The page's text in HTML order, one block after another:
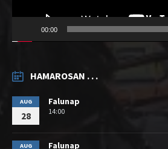
00:00
HAMAROSAN . . .
AUG
28
Falunap
14:00
AUG Falunap